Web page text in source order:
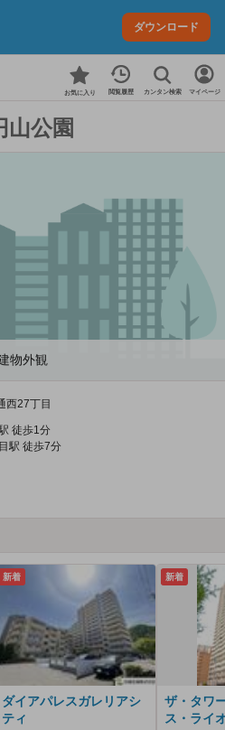
ダウンロード
お気に入り 閲覧履歴 カンタン検索 マイページ
山公園
物外観
西27丁目
徒歩1分
駅 徒歩7分
新着
ダイアパレスガレリアシ
ティ
新着
ザ・タワ
ス・ライ